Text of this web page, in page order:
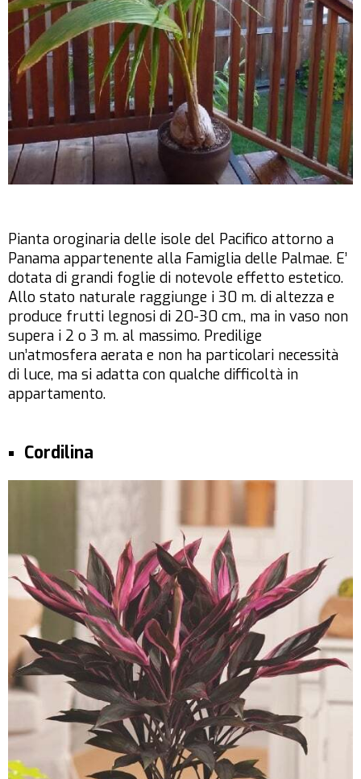
Pianta oroginaria delle isole del Pacifico attorno a
Panama appartenente alla Famiglia delle Palmae. E’
dotata di grandi foglie di notevole effetto estetico.
Allo stato naturale raggiunge i 30 m. di altezza e
produce frutti legnosi di 20-30 cm., ma in vaso non
supera i 2 o 3 m. al massimo. Predilige
un’atmosfera aerata e non ha particolari necessità
di luce, ma si adatta con qualche difficoltà in
appartamento.
Cordilina